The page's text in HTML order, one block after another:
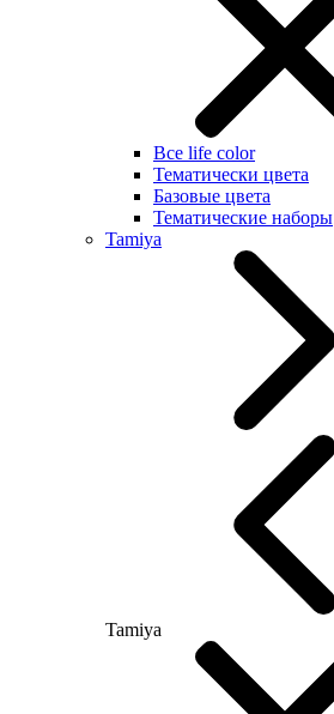
Все life color
Тематически цвета
Базовые цвета
Тематические наборы
Tamiya
Tamiya